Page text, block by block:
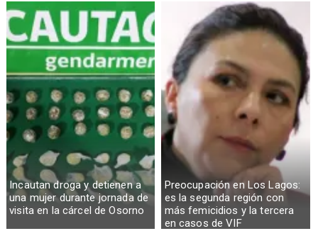
Incautan droga y detienen a
una mujer durante jornada de
visita en la cárcel de Osorno
Preocupación en Los Lagos:
es la segunda región con
más femicidios y la tercera
en casos de VIF